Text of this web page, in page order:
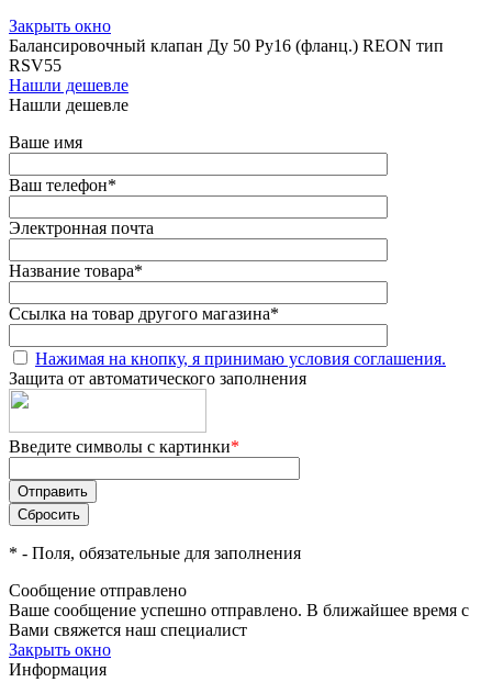
Закрыть окно
Балансировочный клапан Ду 50 Ру16 (фланц.) REON тип
RSV55
Нашли дешевле
Нашли дешевле
Ваше имя
Ваш телефон*
Электронная почта
Название товара*
Ссылка на товар другого магазина*
Нажимая на кнопку, я принимаю условия соглашения.
Защита от автоматического заполнения
Введите символы с картинки*
* - Поля, обязательные для заполнения
Сообщение отправлено
Ваше сообщение успешно отправлено. В ближайшее время с
Вами свяжется наш специалист
Закрыть окно
Информация